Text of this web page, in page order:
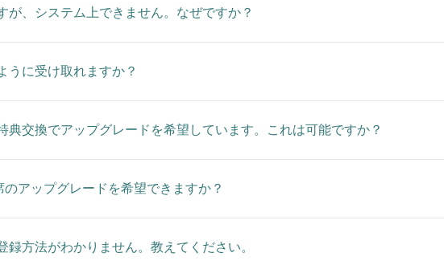
、システム上できません。なぜですか？
うに受け取れますか？
典交換でアップグレードを希望しています。これは可能ですか？
アップグレードを希望できますか？
方法がわかりません。教えてください。